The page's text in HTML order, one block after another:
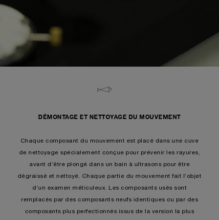
DÉMONTAGE ET NETTOYAGE DU MOUVEMENT
Chaque composant du mouvement est placé dans une cuve
de nettoyage spécialement conçue pour prévenir les rayures,
avant d’être plongé dans un bain à ultrasons pour être
dégraissé et nettoyé. Chaque partie du mouvement fait l’objet
d’un examen méticuleux. Les composants usés sont
remplacés par des composants neufs identiques ou par des
composants plus perfectionnés issus de la version la plus